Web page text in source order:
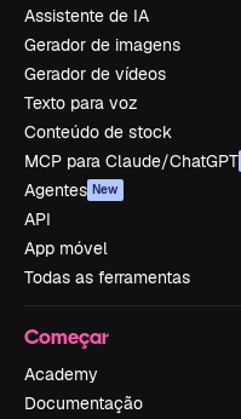
Assistente de IA
Gerador de imagens
Gerador de vídeos
Texto para voz
Conteúdo de stock
MCP para Claude/ChatGPT
Agentes New
API
App móvel
Todas as ferramentas
Começar
Academy
Documentação